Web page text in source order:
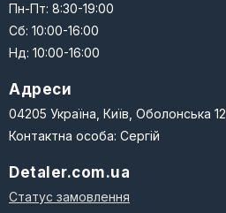
Пн-Пт: 8:30-19:00
Сб: 10:00-16:00
Нд: 10:00-16:00
Адреси
04205 Україна, Київ, Оболонська 12
Контактна особа: Сергій
Detaler.com.ua
Статус замовлення